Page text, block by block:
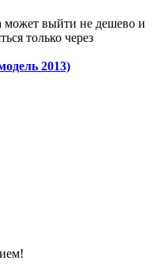
может выйти не дешево и
только через
2013)